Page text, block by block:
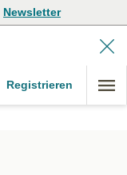
Newsletter
Registrieren